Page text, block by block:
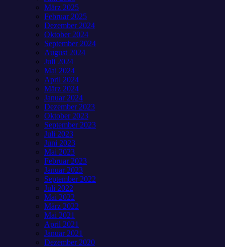
März 2025
Februar 2025
Dezember 2024
Oktober 2024
September 2024
August 2024
Juli 2024
Mai 2024
April 2024
März 2024
Januar 2024
Dezember 2023
Oktober 2023
September 2023
Juli 2023
Juni 2023
Mai 2023
Februar 2023
Januar 2023
September 2022
Juli 2022
Mai 2022
März 2022
Mai 2021
April 2021
Januar 2021
Dezember 2020